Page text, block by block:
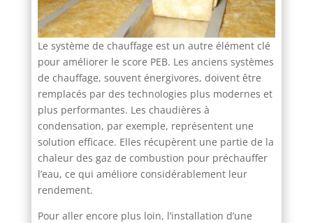
Le système de chauffage est un autre élément clé
pour améliorer le score PEB. Les anciens systèmes
de chauffage, souvent énergivores, doivent être
remplacés par des technologies plus modernes et
plus performantes. Les chaudières à
condensation, par exemple, représentent une
solution efficace. Elles récupèrent une partie de la
chaleur des gaz de combustion pour préchauffer
l’eau, ce qui améliore considérablement leur
rendement.
Pour aller encore plus loin, l’installation d’une